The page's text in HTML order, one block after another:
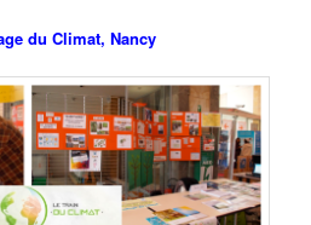
du Climat, Nancy